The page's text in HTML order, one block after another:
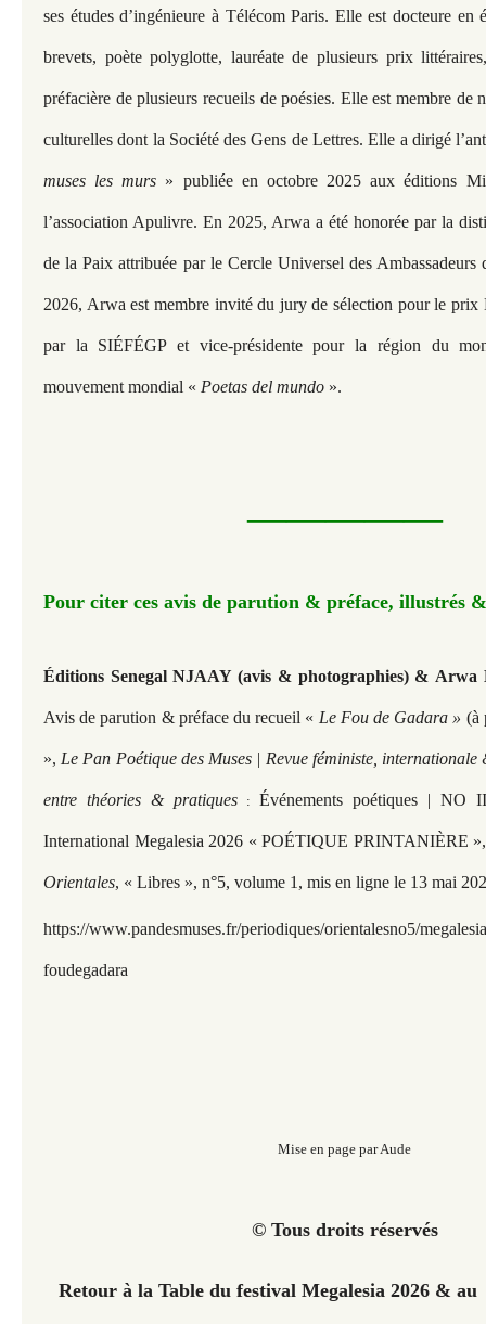
ses études d’ingénieure à Télécom Paris. Elle est docteure en
brevets, poète polyglotte, lauréate de plusieurs prix
préfacière de plusieurs recueils de poésies. Elle est membre de
culturelles dont la Société des Gens de Lettres. Elle a dirigé
muses les murs » publiée en octobre 2025 aux éditions
l’association Apulivre. En 2025, Arwa a été honorée par la
de la Paix attribuée par le Cercle Universel des
2026, Arwa est membre invité du jury de sélection pour le prix
par la SIÉFÉGP et vice-présidente pour la région du
mouvement mondial « Poetas del mundo ».
—————​​​​​
Pour citer ces avis de parution & préface, illustrés
Éditions Senegal NJAAY(avis & photographies) & Arwa
Avis de parution & préface du recueil « Le Fou de Gadara » (à
», Le Pan Poétique des Muses | Revue féministe,
entre théories & pratiques :Événements poétiques | NO
International Megalesia 2026 « POÉTIQUE PRINTANIÈRE
Orientales, « Libres », n°5, volume 1, mis en ligne le 13 mai
https://www.pandesmuses.fr/periodiques/orientalesno5/
foudegadara
Mise en page par Aude
© Tous droits réservés
Retour à la Table du festival Megalesia 2026 &